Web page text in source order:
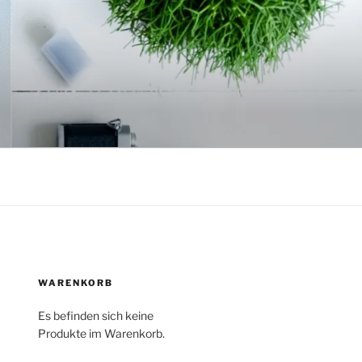
WARENKORB
Es befinden sich keine
Produkte im Warenkorb.